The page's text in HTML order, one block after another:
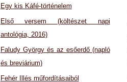
Egy kis Káfé-történelem
Első versem (költészet napi
antológia, 2016)
Faludy György és az esőerdő (napló
és breviárium)
Fehér Illés műfordításaiból